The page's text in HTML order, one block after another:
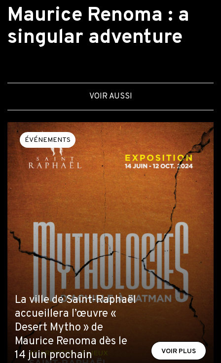
Maurice Renoma : a
singular adventure
VOIR AUSSI
ÉVÉNEMENTS
La ville de Saint-Raphaël
accueillera l’œuvre «
Desert Mytho » de
Maurice Renoma dès le
14 juin prochain
VOIR PLUS